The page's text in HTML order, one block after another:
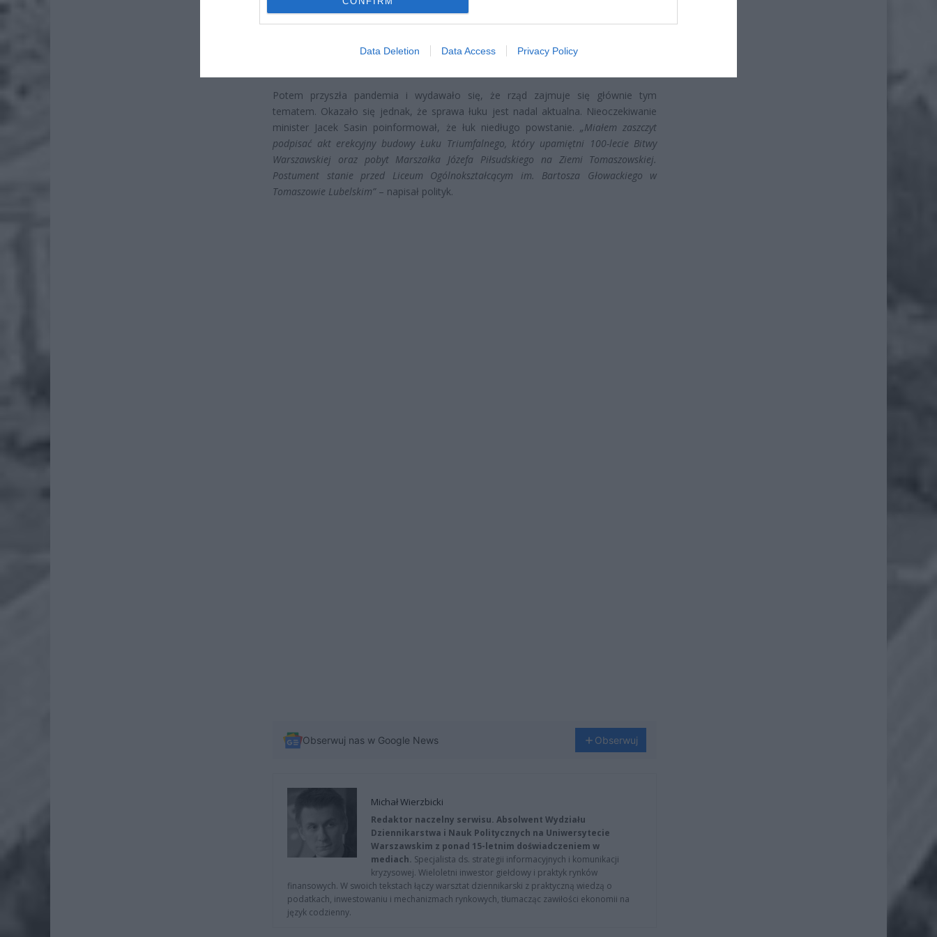
Data Deletion Data Access Privacy Policy
Potem przyszła pandemia i wydawało się, że rząd zajmuje się głównie tym
tematem. Okazało się jednak, że sprawa łuku jest nadal aktualna. Nieoczekiwanie
minister Jacek Sasin poinformował, że łuk niedługo powstanie.„Miałem zaszczyt
podpisać akt erekcyjny budowy Łuku Triumfalnego, który upamiętni 100-lecie Bitwy
Warszawskiej oraz pobyt Marszałka Józefa Piłsudskiego na Ziemi Tomaszowskiej.
Postument stanie przed Liceum Ogólnokształcącym im. Bartosza Głowackiego w
Tomaszowie Lubelskim”– napisał polityk.
Obserwuj nas w Google News Obserwuj
Michał Wierzbicki
Redaktor naczelny serwisu. Absolwent Wydziału
Dziennikarstwa i Nauk Politycznych na Uniwersytecie
Warszawskim z ponad 15-letnim doświadczeniem w
mediach. Specjalista ds. strategii informacyjnych i komunikacji
kryzysowej. Wieloletni inwestor giełdowy i praktyk rynków
finansowych. W swoich tekstach łączy warsztat dziennikarski z praktyczną wiedzą o
podatkach, inwestowaniu i mechanizmach rynkowych, tłumacząc zawiłości ekonomii na
język codzienny.